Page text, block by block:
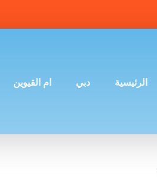
الرئيسية دبي ام القيوين